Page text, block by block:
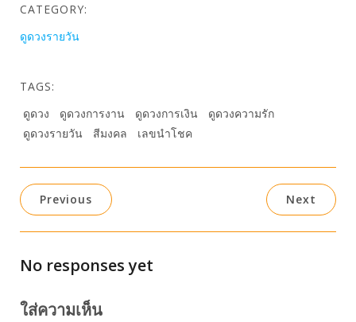
CATEGORY:
ดูดวงรายวัน
TAGS:
ดูดวง
ดูดวงการงาน ดูดวงการเงิน
ดูดวงความรัก
ดูดวงรายวัน
สีมงคล เลขนำโชค
Previous Next
No responses yet
ใส่ความเห็น